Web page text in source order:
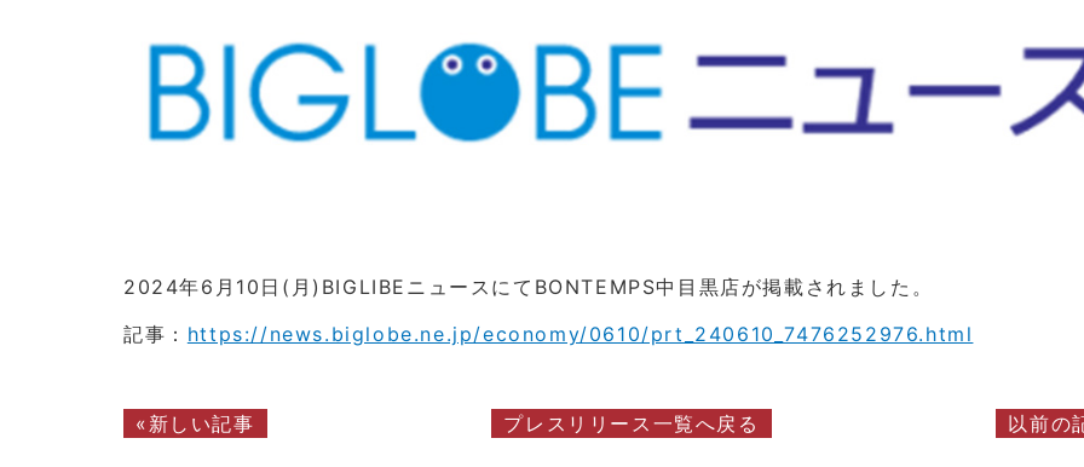
2024年6月10日(月) BIGLIBEニュースにてBONTEMPS中目黒店が掲載され ました。
記事： https://news.biglobe.ne.jp/economy/0610/prt_240610_7476252976.html
«新しい記事 プレスリリース一覧へ戻る 以前の